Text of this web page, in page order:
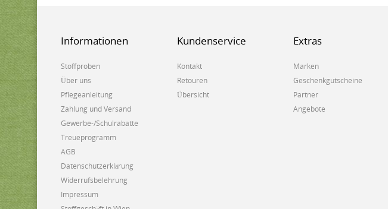
Informationen
Stoffproben
Über uns
Pflegeanleitung
Zahlung und Versand
Gewerbe-/Schulrabatte
Treueprogramm
AGB
Datenschutzerklärung
Widerrufsbelehrung
Impressum
Kundenservice
Kontakt
Retouren
Übersicht
Extras
Marken
Geschenkgutscheine
Partner
Angebote